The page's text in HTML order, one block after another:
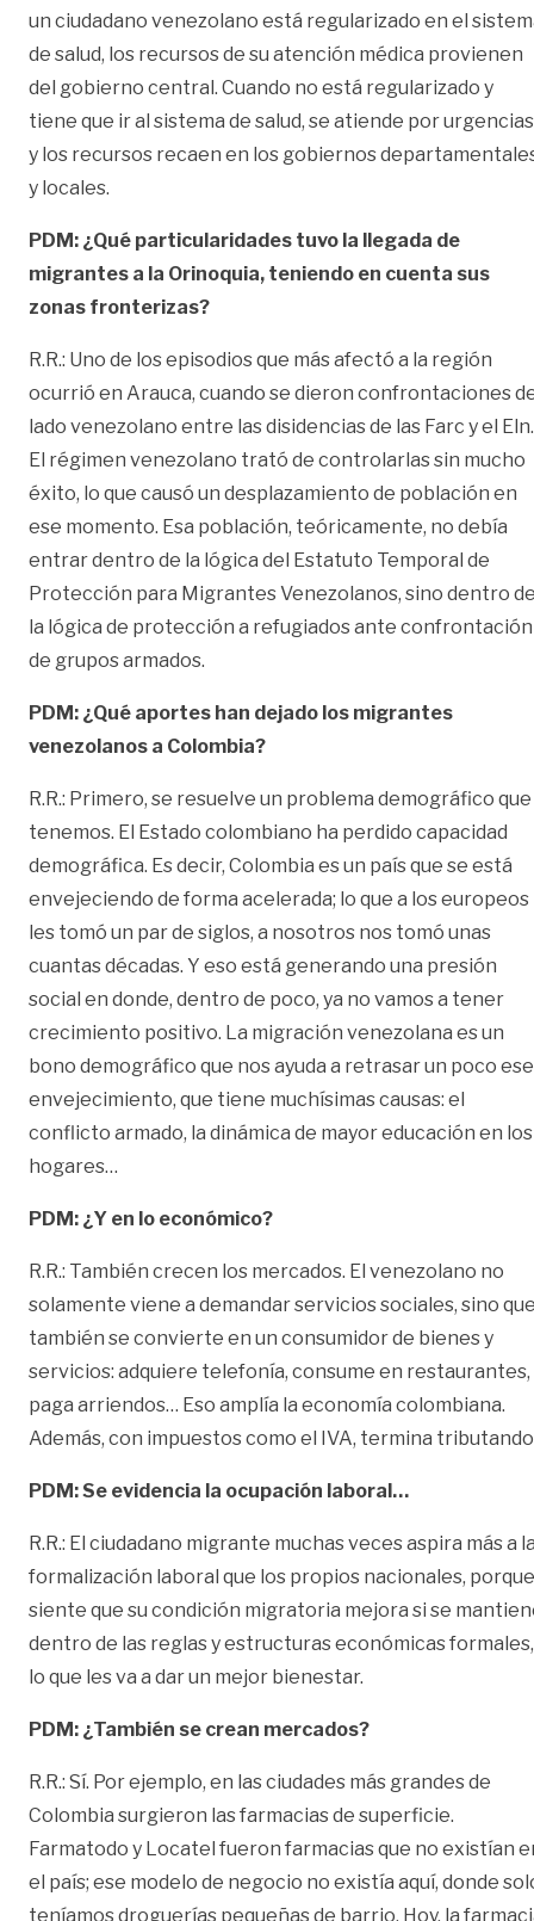
un ciudadano venezolano está regularizado en el
de salud, los recursos de su atención médica provienen
del gobierno central. Cuando no está regularizado y
tiene que ir al sistema de salud, se atiende por urgencias
y los recursos recaen en los gobiernos
y locales.
PDM: ¿Qué particularidades tuvo la llegada de
migrantes a la Orinoquia, teniendo en cuenta sus
zonas fronterizas?
R.R.: Uno de los episodios que más afectó a la región
ocurrió en Arauca, cuando se dieron confrontaciones
lado venezolano entre las disidencias de las Farc y el Eln.
El régimen venezolano trató de controlarlas sin mucho
éxito, lo que causó un desplazamiento de población en
ese momento. Esa población, teóricamente, no debía
entrar dentro de la lógica del Estatuto Temporal de
Protección para Migrantes Venezolanos, sino dentro
la lógica de protección a refugiados ante confrontación
de grupos armados.
PDM: ¿Qué aportes han dejado los migrantes
venezolanos a Colombia?
R.R.: Primero, se resuelve un problema demográfico que
tenemos. El Estado colombiano ha perdido capacidad
demográfica. Es decir, Colombia es un país que se está
envejeciendo de forma acelerada; lo que a los europeos
les tomó un par de siglos, a nosotros nos tomó unas
cuantas décadas. Y eso está generando una presión
social en donde, dentro de poco, ya no vamos a tener
crecimiento positivo. La migración venezolana es un
bono demográfico que nos ayuda a retrasar un poco ese
envejecimiento, que tiene muchísimas causas: el
conflicto armado, la dinámica de mayor educación en los
hogares…
PDM: ¿Y en lo económico?
R.R.: También crecen los mercados. El venezolano no
solamente viene a demandar servicios sociales, sino
también se convierte en un consumidor de bienes y
servicios: adquiere telefonía, consume en restaurantes,
paga arriendos… Eso amplía la economía colombiana.
Además, con impuestos como el IVA, termina
PDM: Se evidencia la ocupación laboral…
R.R.: El ciudadano migrante muchas veces aspira más a
formalización laboral que los propios nacionales, porque
siente que su condición migratoria mejora si se
dentro de las reglas y estructuras económicas formales,
lo que les va a dar un mejor bienestar.
PDM: ¿También se crean mercados?
R.R.: Sí. Por ejemplo, en las ciudades más grandes de
Colombia surgieron las farmacias de superficie.
Farmatodo y Locatel fueron farmacias que no existían
el país; ese modelo de negocio no existía aquí, donde
teníamos droguerías pequeñas de barrio. Hoy, la